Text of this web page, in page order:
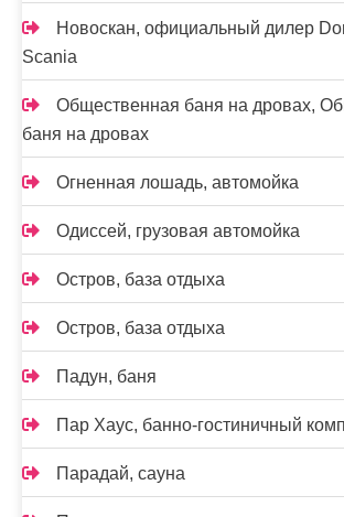
Новоcкан, официальный дилер
Scania
Общественная баня на дровах,
баня на дровах
Огненная лошадь, автомойка
Одиссей, грузовая автомойка
Остров, база отдыха
Остров, база отдыха
Падун, баня
Пар Хаус, банно-гостиничный
Парадай, сауна